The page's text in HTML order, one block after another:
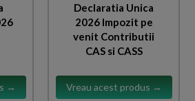
→
Declaratia Unica
2026 Impozit pe
venit Contributii
CAS si CASS
Vreau acest produs →